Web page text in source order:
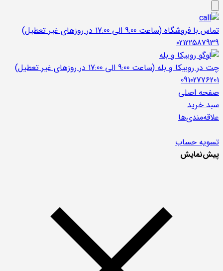
تماس با فروشگاه (ساعت 9:00 الی 17:00 در روزهای غیر تعطیل)
02122587939
چت در روبیکا و بله (ساعت 9:00 الی 17:00 در روزهای غیر تعطیل)
09102776201
صفحه اصلی
سبد خرید
علاقه‌مندی‌ها
تسویه حساب
پیش‌نمایش